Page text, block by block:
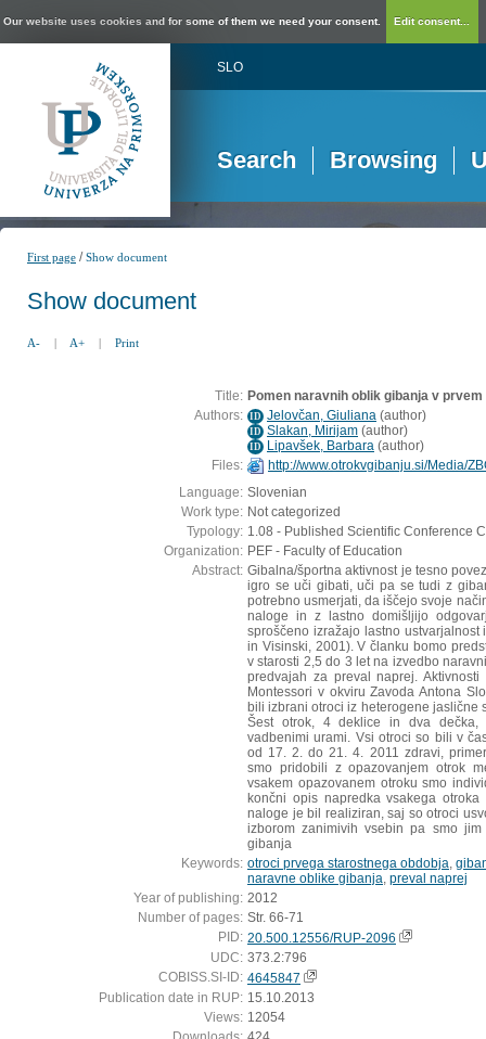
Our website uses cookies and for some of them we need your consent. Edit consent...
SLO
Search Browsing
First page /Show document
Show document
A- | A+ | Print
Title: Pomen naravnih oblik gibanja v
Authors: ID Jelovčan, Giuliana (author)
ID Slakan, Mirijam (author)
ID Lipavšek, Barbara (author)
Files:
http://www.otrokvgibanju.si/Media/
Language: Slovenian
Work type: Not categorized
Typology: 1.08 - Published Scientific Conference
Organization: PEF - Faculty of Education
Abstract: Gibalna/športna aktivnost je tesno
igro se uči gibati, uči pa se tudi z
potrebno usmerjati, da iščejo svoje
naloge in z lastno domišljijo
sproščeno izražajo lastno
in Visinski, 2001). V članku bomo
v starosti 2,5 do 3 let na izvedbo
predvajah za preval naprej.
Montessori v okviru Zavoda Antona
bili izbrani otroci iz heterogene jaslične
Šest otrok, 4 deklice in dva dečka,
vadbenimi urami. Vsi otroci so bili v
od 17. 2. do 21. 4. 2011 zdravi,
smo pridobili z opazovanjem otrok
vsakem opazovanem otroku smo
končni opis napredka vsakega
naloge je bil realiziran, saj so otroci
izborom zanimivih vsebin pa smo
gibanja
Keywords: otroci prvega starostnega obdobja
naravne oblike gibanja preval naprej
Year of publishing: 2012
Number of pages: Str. 66-71
PID: 20.500.12556/RUP-2096
UDC: 373.2:796
COBISS.SI-ID: 4645847
Publication date in RUP: 15.10.2013
Views: 12054